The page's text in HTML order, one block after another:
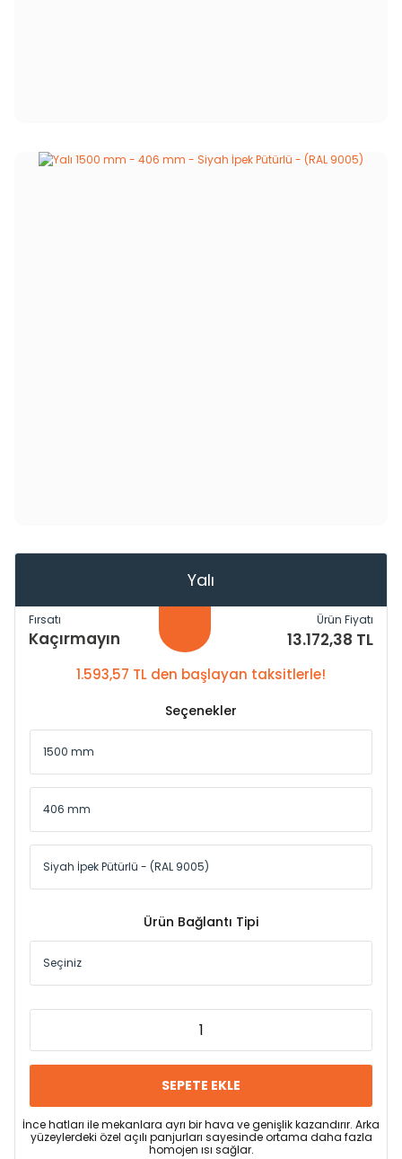
Yalı
Fırsatı
Kaçırmayın
Ürün Fiyatı
13.172,38 TL
1.593,57 TL den başlayan taksitlerle!
Seçenekler
Ürün Bağlantı Tipi
SEPETE EKLE
İnce hatları ile mekanlara ayrı bir hava ve genişlik kazandırır. Arka
yüzeylerdeki özel açılı panjurları sayesinde ortama daha fazla
homojen ısı sağlar.